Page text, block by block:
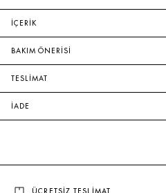
İÇERİK
BAKIM ÖNERİSİ
TESLİMAT
İADE
ÜCRETSİZ TESLİMAT